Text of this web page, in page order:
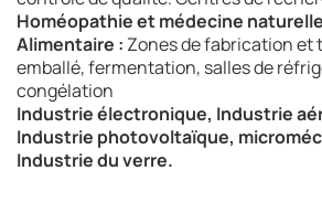
Homéopathie et médecine naturelle
Alimentaire : Zones de fabrication
emballé, fermentation, salles de
congélation
Industrie électronique, Industrie
Industrie photovoltaïque,
Industrie du verre.